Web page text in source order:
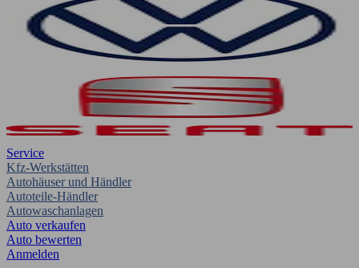
Service
Kfz-Werkstätten
Autohäuser und Händler
Autoteile-Händler
Autowaschanlagen
Auto verkaufen
Auto bewerten
Anmelden